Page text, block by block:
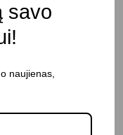
savo
naujienas,